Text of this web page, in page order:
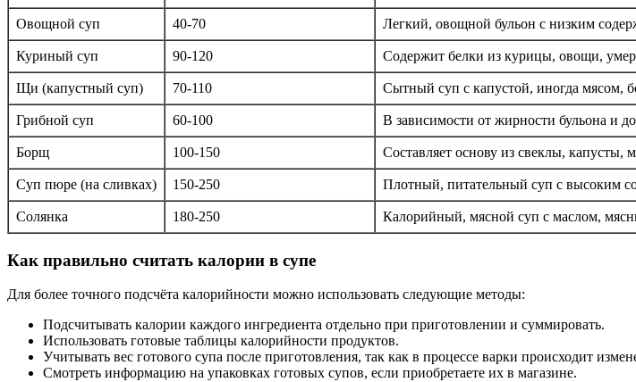
Овощной суп 40-70 Легкий, овощной бульон с низким
Куриный суп 90-120 Содержит белки из курицы, овощи,
Щи (капустный суп) 70-110 Сытный суп с капустой, иногда мясом,
Грибной суп 60-100 В зависимости от жирности бульона и
Борщ 100-150 Составляет основу из свеклы, капусты,
Суп пюре (на сливках) 150-250 Плотный, питательный суп с высоким
Солянка 180-250 Калорийный, мясной суп с маслом,
Как правильно считать калории в супе
Для более точного подсчёта калорийности можно использовать следующие методы:
Подсчитывать калории каждого ингредиента отдельно при приготовлении и суммировать.
Использовать готовые таблицы калорийности продуктов.
Учитывать вес готового супа после приготовления, так как в процессе варки происходит
Смотреть информацию на упаковках готовых супов, если приобретаете их в магазине.